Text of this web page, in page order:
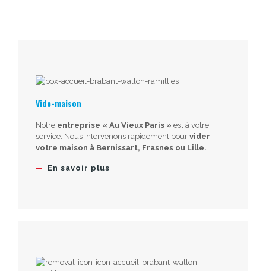
Vide-maison
Notre entreprise « Au Vieux Paris » est à votre
service. Nous intervenons rapidement pour vider
votre maison à Bernissart, Frasnes ou Lille.
En savoir plus